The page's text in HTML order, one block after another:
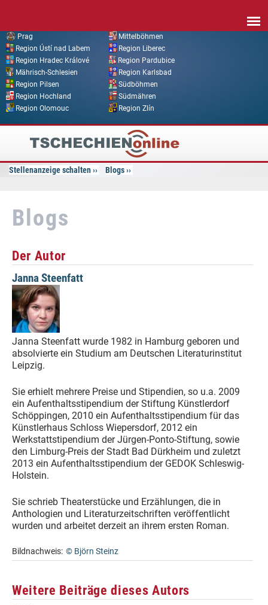
Prag
Mittelböhmen
Region Ústí nad Labem
Region Liberec
Region Hradec Králové
Region Pardubice
Mährisch-Schlesien
Region Karlsbad
Region Pilsen
Südböhmen
Region Hochland
Südmähren
Region Olomouc
Region Zlín
Tschechien
Online
Stellenanzeige schalten Blogs
Blogs
Der Autor
Janna Steenfatt
Janna Steenfatt wurde 1982 in Hamburg geboren und
absolvierte ein Studium am Deutschen Literaturinstitut
Leipzig.
Sie erhielt mehrere Preise und Stipendien, so u.a. 2009
ein Aufenthaltsstipendium der Stiftung Künstlerdorf
Schöppingen, 2010 ein Aufenthaltsstipendium für das
Künstlerhaus Schloss Wiepersdorf, 2012 ein
Werkstattstipendium der Jürgen-Ponto-Stiftung, sowie
den Limburg-Preis der Stadt Bad Dürkheim und zuletzt
2013 ein Aufenthaltsstipendium der GEDOK Schleswig-
Holstein.
Sie schrieb Theaterstücke und Erzählungen, die in
Anthologien und Literaturzeitschriften veröffentlicht
wurden und arbeitet derzeit an ihrem ersten Roman.
Bildnachweis: © Björn Steinz
Weitere Beiträge dieses Autors